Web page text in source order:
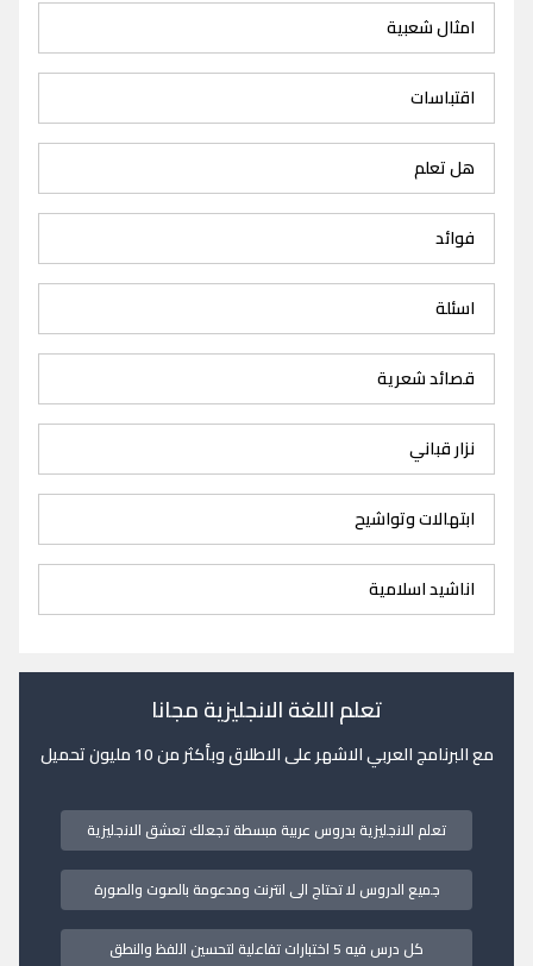
امثال شعبية
اقتباسات
هل تعلم
فوائد
اسئلة
قصائد شعرية
نزار قباني
ابتهالات وتواشيح
اناشيد اسلامية
تعلم اللغة الانجليزية مجانا
مع البرنامج العربي الاشهر على الاطلاق وبأكثر من 10 مليون تحميل
تعلم الانجليزية بدروس عربية مبسطة تجعلك تعشق الانجليزية
جميع الدروس لا تحتاج الى انترنت ومدعومة بالصوت والصورة
كل درس فيه 5 اختبارات تفاعلية لتحسين اللفظ والنطق